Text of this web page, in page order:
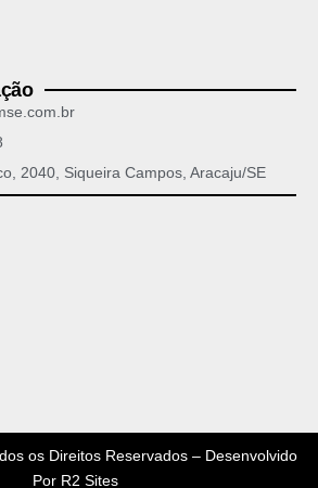
2040, Siqueira Campos, Aracaju/SE
os Direitos Reservados – Desenvolvido
Por R2 Sites